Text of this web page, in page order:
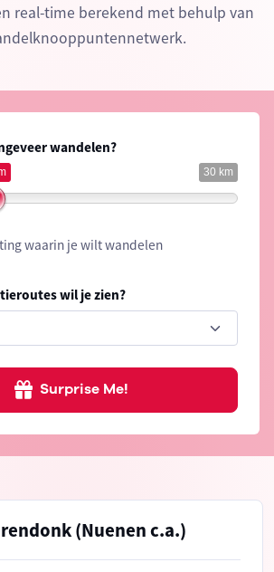
real-time berekend met behulp van
wandelen?
30 km
waarin je wilt wandelen
wil je zien?
Surprise Me!
(Nuenen c.a.)